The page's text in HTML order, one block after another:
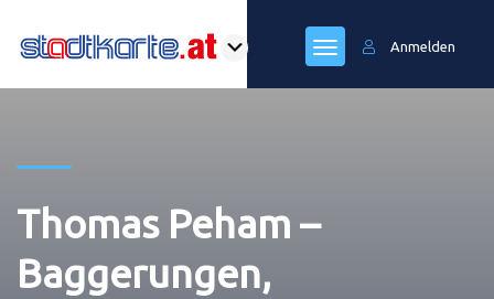
Anmelden
Thomas Peham –
Baggerungen,